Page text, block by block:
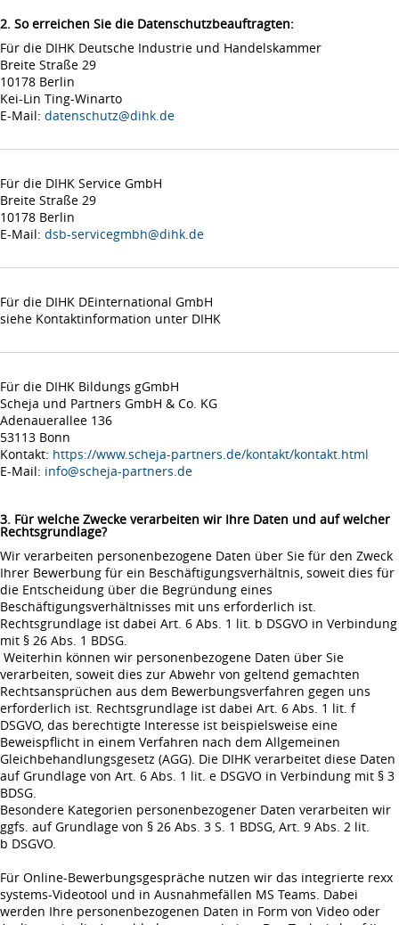
2. So erreichen Sie die Datenschutzbeauftragten:
Für die DIHK Deutsche Industrie und Handelskammer
Breite Straße 29
10178 Berlin
Kei-Lin Ting-Winarto
E-Mail: datenschutz@dihk.de
Für die DIHK Service GmbH
Breite Straße 29
10178 Berlin
E-Mail: dsb-servicegmbh@dihk.de
Für die DIHK DEinternational GmbH
siehe Kontaktinformation unter DIHK
Für die DIHK Bildungs gGmbH
Scheja und Partners GmbH & Co. KG
Adenauerallee 136
53113 Bonn
Kontakt: https://www.scheja-partners.de/kontakt/kontakt.html
E-Mail: info@scheja-partners.de
3. Für welche Zwecke verarbeiten wir Ihre Daten und auf welcher
Rechtsgrundlage?
Wir verarbeiten personenbezogene Daten über Sie für den Zweck
Ihrer Bewerbung für ein Beschäftigungsverhältnis, soweit dies für
die Entscheidung über die Begründung eines
Beschäftigungsverhältnisses mit uns erforderlich ist.
Rechtsgrundlage ist dabei Art. 6 Abs. 1 lit. b DSGVO in Verbindung
mit § 26 Abs. 1 BDSG.
Weiterhin können wir personenbezogene Daten über Sie
verarbeiten, soweit dies zur Abwehr von geltend gemachten
Rechtsansprüchen aus dem Bewerbungsverfahren gegen uns
erforderlich ist. Rechtsgrundlage ist dabei Art. 6 Abs. 1 lit. f
DSGVO, das berechtigte Interesse ist beispielsweise eine
Beweispflicht in einem Verfahren nach dem Allgemeinen
Gleichbehandlungsgesetz (AGG). Die DIHK verarbeitet diese Daten
auf Grundlage von Art. 6 Abs. 1 lit. e DSGVO in Verbindung mit § 3
BDSG.
Besondere Kategorien personenbezogener Daten verarbeiten wir
ggfs. auf Grundlage von § 26 Abs. 3 S. 1 BDSG, Art. 9 Abs. 2 lit.
b DSGVO.
Für Online-Bewerbungsgespräche nutzen wir das integrierte rexx
systems-Videotool und in Ausnahmefällen MS Teams. Dabei
werden Ihre personenbezogenen Daten in Form von Video oder